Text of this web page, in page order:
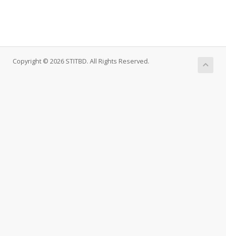
Copyright © 2026 STITBD. All Rights Reserved.